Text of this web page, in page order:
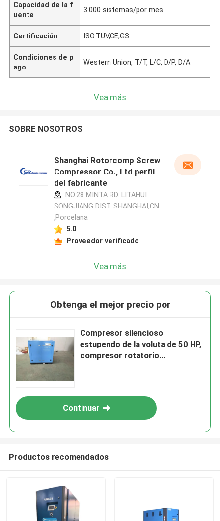
Capacidad de la f
uente
3.000 sistemas/por mes
Certificación ISO.TUV,CE,GS
Condiciones de p
ago
Western Union, T/T, L/C, D/P, D/A
Vea más
SOBRE NOSOTROS
Shanghai Rotorcomp Screw
Compressor Co., Ltd perfil
del fabricante
NO.28 MINTA RD. LITAHUI
SONGJIANG DIST. SHANGHAI,CN
,Porcelana
5.0
Proveedor verificado
Vea más
Obtenga el mejor precio por
Compresor silencioso
estupendo de la voluta de 50 HP,
compresor rotatorio
Continuar
Productos recomendados